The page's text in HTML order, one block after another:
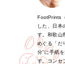
FootPrints
した、日本
す。和歌山
めぐる「だ
分”に手紙
す。コンセ